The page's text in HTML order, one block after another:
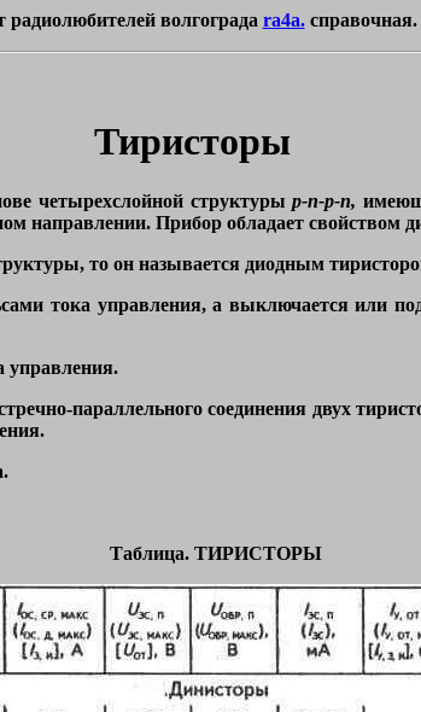
радиолюбителей волгограда ra4a.справочная.
Тиристоры
четырехслойной структурыр-n-р-n,
направлении. Прибор обладает свойством
то он называется диодным
тока управления, а выключается или
управления.
параллельного соединения двух
Таблица. ТИРИСТОРЫ